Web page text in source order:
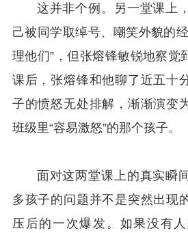
这并非个例。另一堂课上
己被同学取绰号、嘲笑外貌的
理他们”，但张熔锋敏锐地察觉
课后，张熔锋和他聊了近五十
子的愤怒无处排解，渐渐演变
班级里“容易激怒”的那个孩子。
面对这两堂课上的真实瞬
多孩子的问题并不是突然出现
压后的一次爆发。如果没有